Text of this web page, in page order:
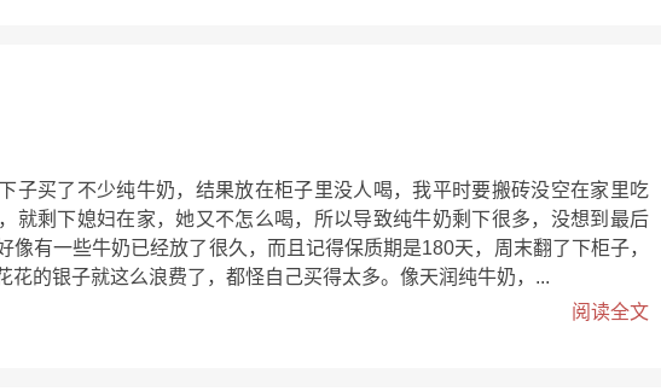
子买了不少纯牛奶，结果放在柜子里没人喝，我平时要搬砖没空在家里吃
就剩下媳妇在家，她又不怎么喝，所以导致纯牛奶剩下很多，没想到最后
像有一些牛奶已经放了很久，而且记得保质期是180天，周末翻了下柜子，
花的银子就这么浪费了，都怪自己买得太多。像天润纯牛奶，...
阅读全文